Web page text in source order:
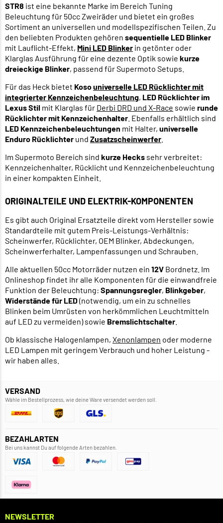
STR8 ist eine bekannte Marke im Bereich Tuning
Beleuchtung für 50cc Zweiräder und bietet ein großes
Sortiment an universellen und modellspezifischen Teilen. Zu
den beliebten Produkten gehören sequentielle LED Blinker
mit Lauflicht-Effekt, Mini LED Blinker in getönter oder
Klarglas Ausführung für eine dezente Optik sowie kurze
dreieckige Blinker, passend für Supermoto Setups.
Für das Heck bietet Kosouniverselle LED Rücklichter mit
integrierter Kennzeichenbeleuchtung, LED Rücklichter im
Lexus Stil mit Klarglas für Derbi DRD und X-Race sowie runde
Rücklichter mit Kennzeichenhalter . Ebenfalls erhältlich sind
LED Kennzeichenbeleuchtungen mit Halter, universelle
Enduro Rücklichter und Zusatzscheinwerfer
Im Supermoto Bereich sind kurze Hecks sehr verbreitet:
Kennzeichenhalter, Rücklicht und Kennzeichenbeleuchtung
in einer kompakten Einheit.
ORIGINALTEILE UND ELEKTRIK-KOMPONENTEN
Es gibt auch Original Ersatzteile direkt vom Hersteller sowie
Standardteile mit gutem Preis-Leistungs-Verhältnis:
Scheinwerfer, Rücklichter, OEM Blinker, Abdeckungen,
Scheinwerferhalter, Lampenfassungen und Schrauben.
Alle aktuellen 50cc Motorräder nutzen ein 12V Bordnetz. Im
Onlineshop findet ihr alle Komponenten für die einwandfreie
Funktion der Beleuchtung: Spannungsregler, Blinkgeber,
Widerstände für LED(notwendig, um ein zu schnelles
Blinken beim Umrüsten von herkömmlichen Leuchtmitteln
auf LED zu vermeiden) sowie Bremslichtschalter
Ob klassische Halogenlampen, Xenonlampen oder moderne
LED Lampen mit geringem Verbrauch und hoher Leistung -
wir haben alles.
VERSAND
Wähle im Bestellprozess, wie deine Ware versendet werden soll.
BEZAHLARTEN
Bei uns kannst Du auf folgende Arten bezahlen.
NEWSLETTER